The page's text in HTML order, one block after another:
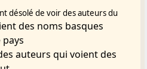
je n'y suis pas
apporte
de patronymes
gascon,
désolé de voir des auteurs du
des noms basques
auteurs qui voient des